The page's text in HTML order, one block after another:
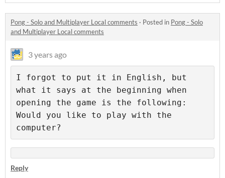
Pong - Solo and Multiplayer Local comments · Posted in Pong - Solo
and Multiplayer Local comments
3 years ago
I forgot to put it in English, but
what it says at the beginning when
opening the game is the following:
Would you like to play with the
computer?
Reply